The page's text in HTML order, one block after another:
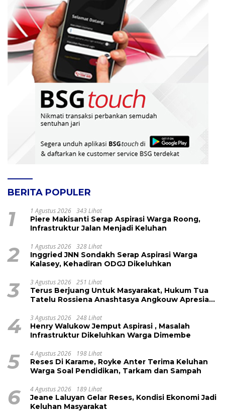
BERITA POPULER
1 1 Agustus 2026 343 Lihat
Piere Makisanti Serap Aspirasi Warga Roong,
Infrastruktur Jalan Menjadi Keluhan
2 1 Agustus 2026 328 Lihat
Inggried JNN Sondakh Serap Aspirasi Warga
Kalasey, Kehadiran ODGJ Dikeluhkan
3 3 Agustus 2026 251 Lihat
Terus Berjuang Untuk Masyarakat, Hukum Tua
Tatelu Rossiena Anashtasya Angkouw Apresiasi
4 3 Agustus 2026 248 Lihat
Henry Walukow Jemput Aspirasi , Masalah
Infrastruktur Dikeluhkan Warga Dimembe
5 4 Agustus 2026 198 Lihat
Reses Di Karame, Royke Anter Terima Keluhan
Warga Soal Pendidikan, Tarkam dan Sampah
6 4 Agustus 2026 189 Lihat
Jeane Laluyan Gelar Reses, Kondisi Ekonomi Jadi
Keluhan Masyarakat